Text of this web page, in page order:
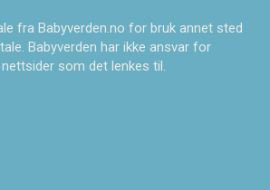
fra Babyverden.no for bruk annet sted
Babyverden har ikke ansvar for
som det lenkes til.